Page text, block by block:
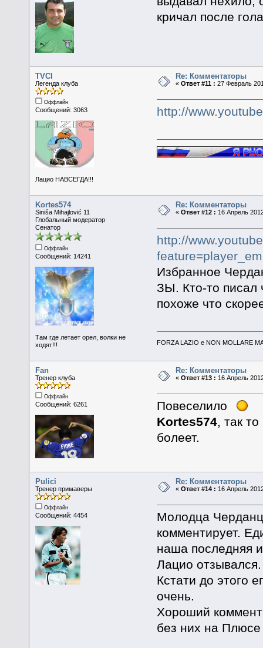
кричал после
TVCI
Легенда клуба
Оффлайн
Сообщений: 3063
Лацио НАВСЕГДА!!!
Re: Комментаторы
«Ответ #11 : 27 Февраль
http://
Kortes574
Siniša Mihajlović 11
Глобальный модератор
Сенатор
Оффлайн
Сообщений: 14241
Там где летает орел, волки не
ходят!!!
Re: Комментаторы
«Ответ #12 : 16 Апрель
http://
Избранное
ЗЫ. Кто-то писал
похоже что
FORZA LAZIO e NON MOLLARE
Fan
Тренер клуба
Оффлайн
Сообщений: 6261
Re: Комментаторы
«Ответ #13 : 16 Апрель
Повеселило
Kortes574, так
болеет.
Pulici
Тренер примаверы
Оффлайн
Сообщений: 4454
Re: Комментаторы
«Ответ #14 : 16 Апрель
Молодца
комментирует.
наша последняя
Лацио
Кстати до этого
очень.
Хороший
без них на